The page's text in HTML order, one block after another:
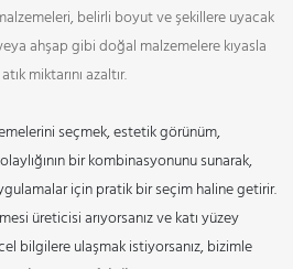
belirli boyut ve şekillere uyacak
ahşap gibi doğal malzemelere kıyasla
miktarını azaltır.
seçmek, estetik görünüm,
bir kombinasyonunu sunarak,
için pratik bir seçim haline getirir.
üreticisi arıyorsanız ve katı yüzey
bilgilere ulaşmak istiyorsanız, bizimle